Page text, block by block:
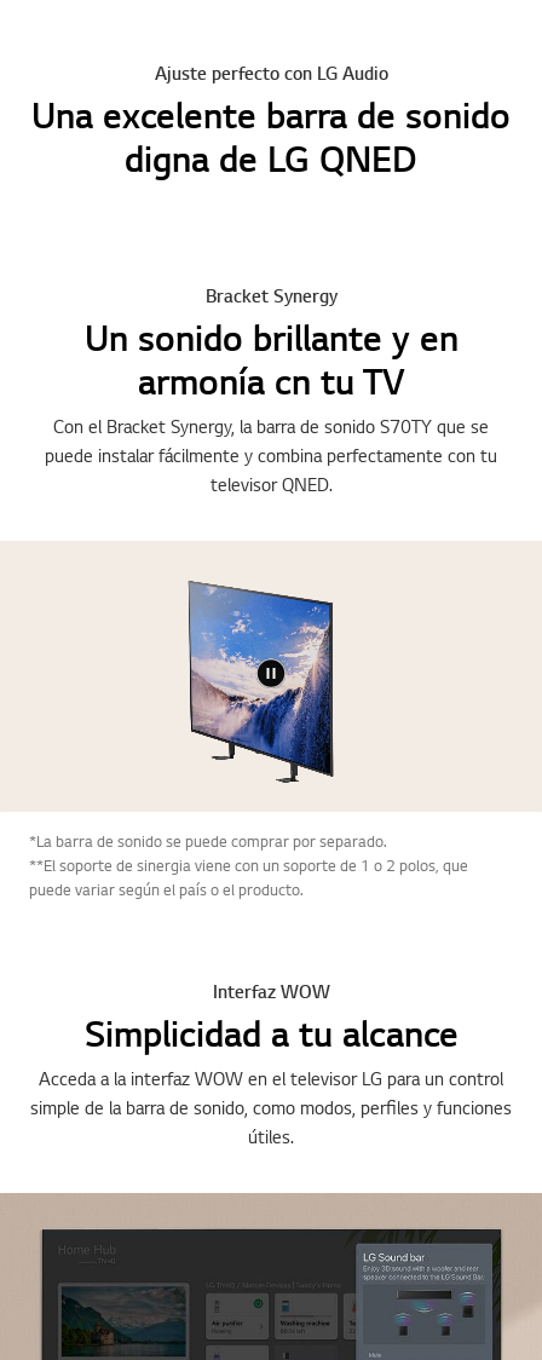
Ajuste perfecto con LG Audio
Una excelente barra de sonido
digna de LG QNED
Bracket Synergy
Un sonido brillante y en
armonía cn tu TV
Con el Bracket Synergy, la barra de sonido S70TY que se
puede instalar fácilmente y combina perfectamente con tu
televisor QNED.
*La barra de sonido se puede comprar por separado.
**El soporte de sinergia viene con un soporte de 1 o 2 polos, que
puede variar según el país o el producto.
Interfaz WOW
Simplicidad a tu alcance
Acceda a la interfaz WOW en el televisor LG para un control
simple de la barra de sonido, como modos, perfiles y funciones
útiles.